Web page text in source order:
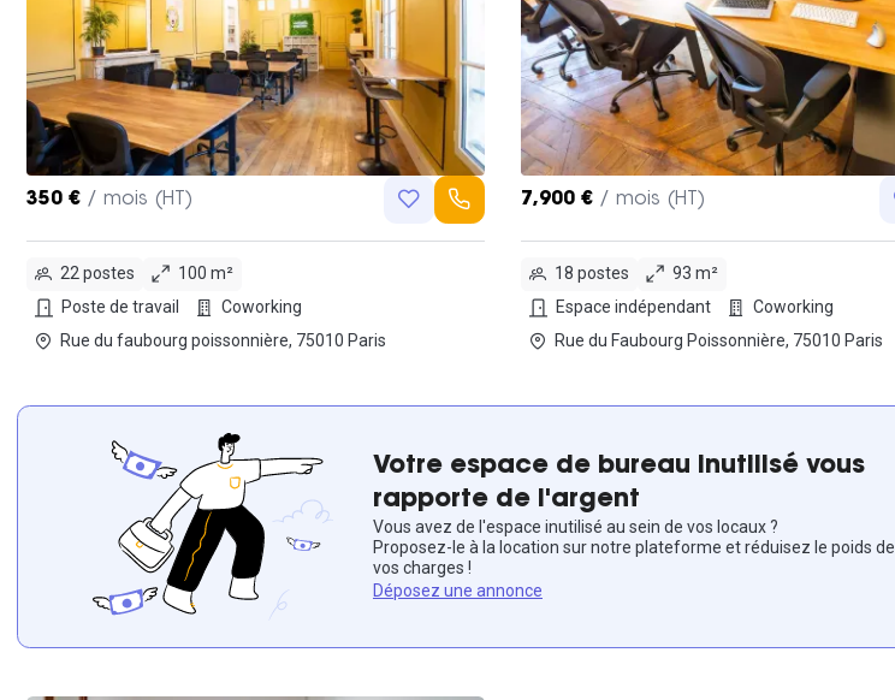
350 € / mois (HT)
22 postes
100 m²
Poste de travail
Coworking
Rue du faubourg poissonnière, 75010 Paris
7,900 € / mois (HT)
18 postes
93 m²
Espace indépendant
Coworking
Rue du Faubourg Poissonnière, 75010 Paris
Votre espace de bureau inutilisé vous
rapporte de l'argent
Vous avez de l'espace inutilisé au sein de vos locaux ?
Proposez-le à la location sur notre plateforme et réduisez le poids de
vos charges !
Déposez une annonce